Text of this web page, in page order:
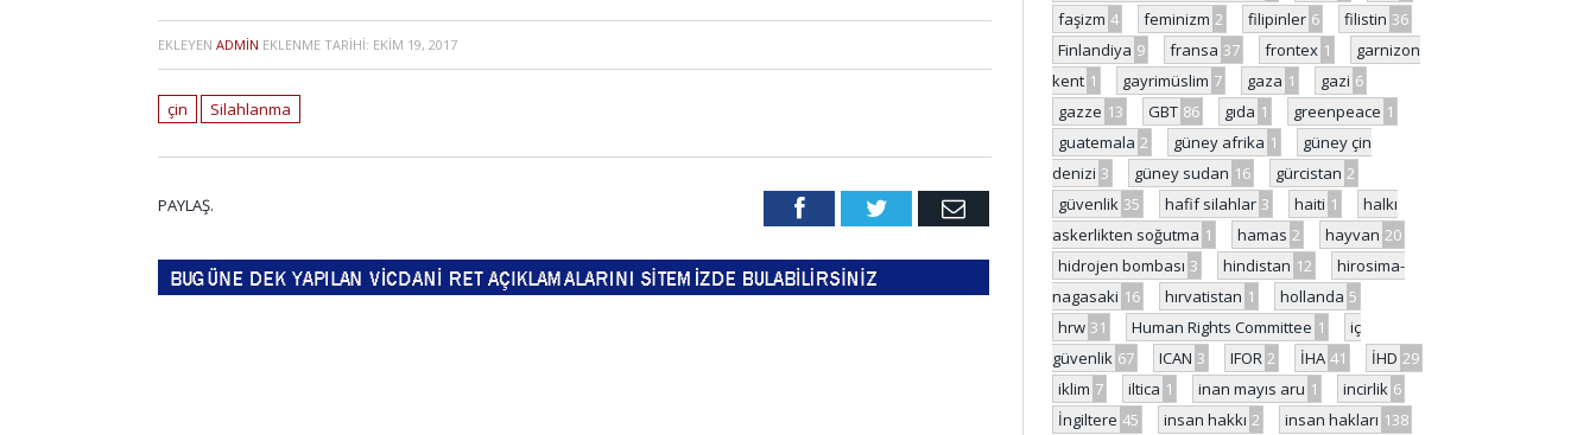
EKLEYEN ADMIN EKLENME TARIHI: EKIM 19, 2017
çin Silahlanma
PAYLAŞ. FacebookTwitter Email
faşizm 4 feminizm 2 filipinler 6 filistin 36
Finlandiya 9 fransa 37 frontex 1
garnizon
kent 1 gayrimüslim 7 gaza 1 gazi 6
gazze 13 GBT 86 gıda 1 greenpeace 1
guatemala 2 güney afrika 1
güney çin
denizi 3 güney sudan 16 gürcistan 2
güvenlik 35 hafif silahlar 3 haiti 1
halkı
askerlikten soğutma 1 hamas 2 hayvan 20
hidrojen bombası 3 hindistan 12
hirosima-
nagasaki 16 hırvatistan 1 hollanda 5
hrw 31 Human Rights Committee 1
iç
güvenlik 67 ICAN 3 IFOR 2 İHA 41 İHD 29
iklim 7 iltica 1 inan mayıs aru 1 incirlik 6
İngiltere 45 insan hakkı 2 insan hakları 138